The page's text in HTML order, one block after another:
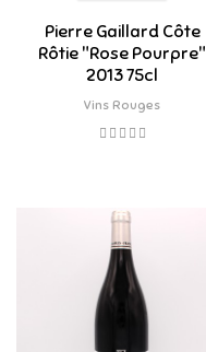
Pierre Gaillard Côte
Rôtie "Rose Pourpre"
2013 75cl
Vins Rouges